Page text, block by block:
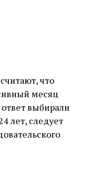
что
месяц
выбирали
лет, следует